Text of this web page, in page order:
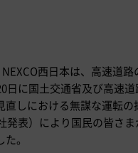
西日本は、高速道
日に国土交通省及び高速
しにおける無謀な運転
発表）により国民の皆さ
。